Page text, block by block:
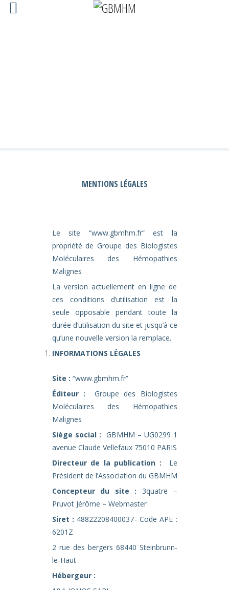
MENTIONS LÉGALES
Le site “www.gbmhm.fr” est la
propriété de Groupe des Biologistes
Moléculaires des Hémopathies
Malignes
La version actuellement en ligne de
ces conditions d’utilisation est la
seule opposable pendant toute la
durée d’utilisation du site et jusqu’à ce
qu’une nouvelle version la remplace.
INFORMATIONS LÉGALES
Site : “www.gbmhm.fr”
Éditeur :
Groupe des Biologistes
Moléculaires des Hémopathies
Malignes
Siège social : GBMHM – UG0299 1
avenue Claude Vellefaux 75010 PARIS
Directeur de la publication :
Le
Président de l’Association du GBMHM
Concepteur du site : 3quatre –
Pruvot Jérôme – Webmaster
Siret : 48822208400037- Code APE :
6201Z
2 rue des bergers 68440 Steinbrunn-
le-Haut
Hébergeur :